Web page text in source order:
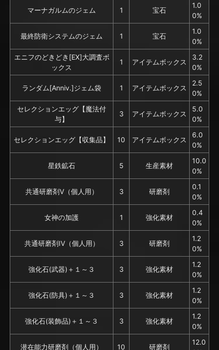
マーナガルムのジェム 1 宝石
1.0
0%
最終防衛システムのジェム 1 宝石
1.0
0%
エニフのどきどき[EX]大調査ボ
ックス
1 アイテムボックス
3.2
0%
ランダム[Anniv.]ジェム袋 1 アイテムボックス
2.5
0%
セレクションエッグ【魔法付
与】
3 アイテムボックス
5.0
0%
セレクションエッグ【収集品】 10 アイテムボックス
6.0
0%
星鉄鉱石 5 生産素材
10.0
0%
共通研磨剤V（個人用） 3 研磨剤
0.1
0%
女神の加護 1 強化素材
0.4
0%
共通研磨剤IV（個人用） 3 研磨剤
1.2
0%
強化石(武器)＋１～３ 3 強化素材
1.2
0%
強化石(防具)＋１～３ 3 強化素材
1.2
0%
強化石(装飾品)＋１～３ 3 強化素材
1.2
0%
潜在能力研磨剤（個人用） 10 研磨剤
12.0